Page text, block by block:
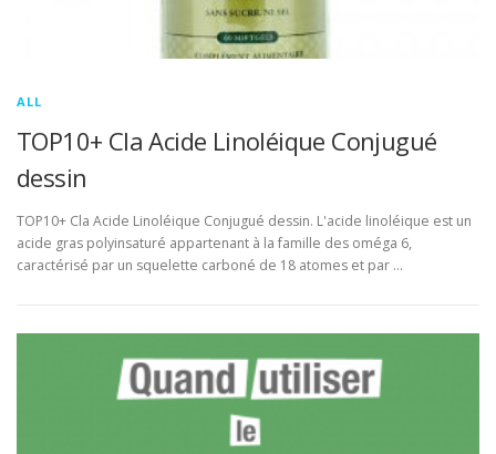
ALL
TOP10+ Cla Acide Linoléique Conjugué
dessin
TOP10+ Cla Acide Linoléique Conjugué dessin. L'acide linoléique est un
acide gras polyinsaturé appartenant à la famille des oméga 6,
caractérisé par un squelette carboné de 18 atomes et par …